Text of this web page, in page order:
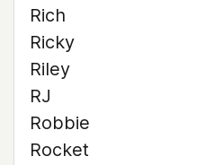
Rich
Ricky
Riley
RJ
Robbie
Rocket